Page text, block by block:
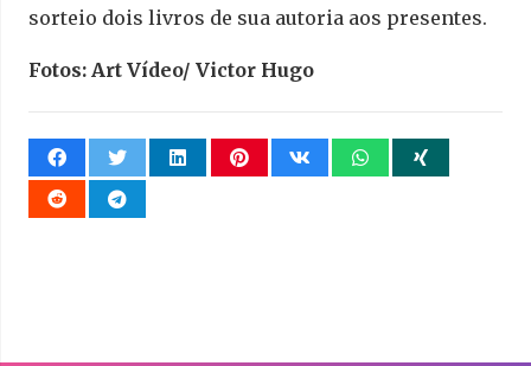
sorteio dois livros de sua autoria aos presentes.
Fotos: Art Vídeo/ Victor Hugo